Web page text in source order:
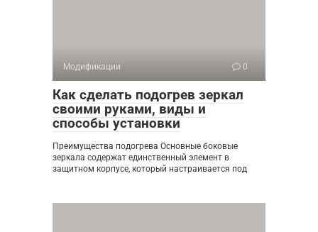
Модификации 0
Как сделать подогрев зеркал
своими руками, виды и
способы установки
Преимущества подогрева Основные боковые
зеркала содержат единственный элемент в
защитном корпусе, который настраивается под